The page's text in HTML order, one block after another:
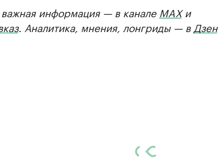
информация — в канале MAXи
. Аналитика, мнения, лонгриды — в Дзен